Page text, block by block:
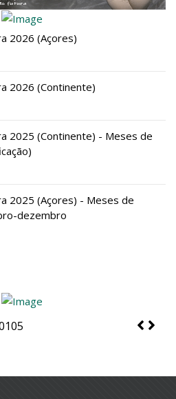
2026 (Açores)
2026 (Continente)
2025 (Continente) - Meses de
2025 (Açores) - Meses de
dezembro